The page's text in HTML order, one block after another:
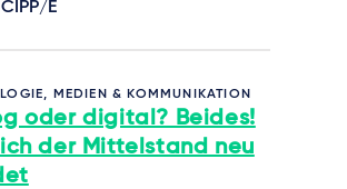
E
MEDIEN & KOMMUNIKATION
oder digital? Beides!
der Mittelstand neu